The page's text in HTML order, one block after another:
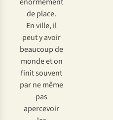
de place.
En ville, il
peut y avoir
beaucoup de
monde et on
finit souvent
par ne même
pas
apercevoir